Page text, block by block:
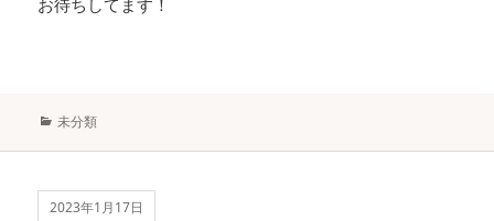
カ
ー
未分類
2023年1月17日